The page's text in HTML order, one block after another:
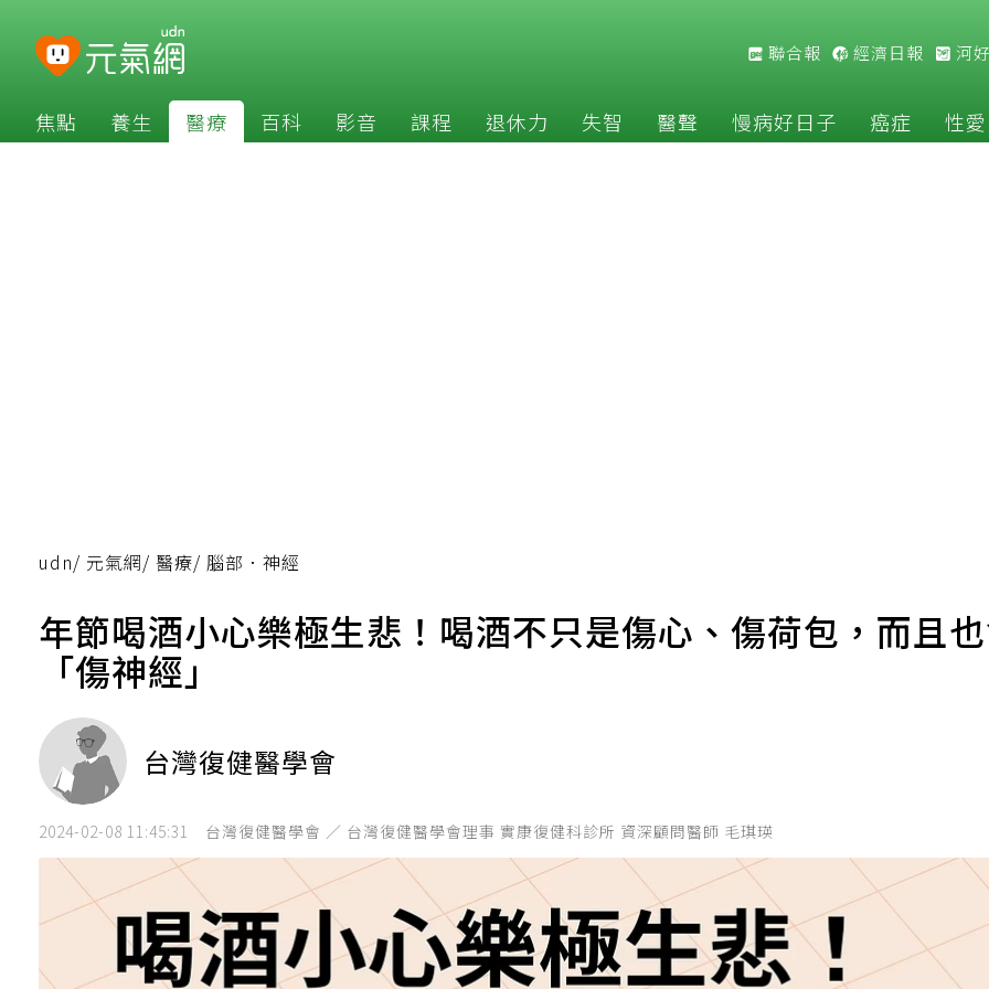
聯合報 經濟日報 河
焦點 養生 醫療 百科 影音 課程 退休力 失智 醫聲 慢病好日子 癌症 性愛
udn/ 元氣網/ 醫療/ 腦部．神經
年節喝酒小心樂極生悲！喝酒不只是傷心、傷荷包，而且
「傷神經」
台灣復健醫學會
2024-02-08 11:45:31 台灣復健醫學會 ／ 台灣復健醫學會理事 實康復健科診所 資深顧問醫師 毛琪瑛